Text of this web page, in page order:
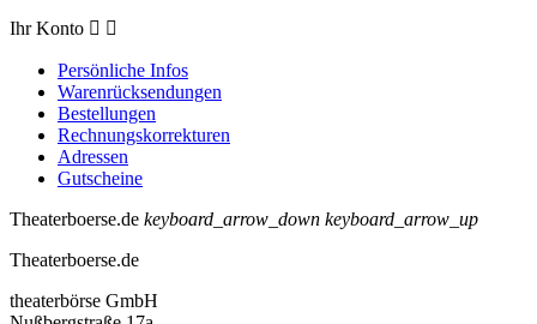
Ihr Konto  
Persönliche Infos
Warenrücksendungen
Bestellungen
Rechnungskorrekturen
Adressen
Gutscheine
Theaterboerse.de keyboard_arrow_down keyboard_arrow_up
Theaterboerse.de
theaterbörse GmbH